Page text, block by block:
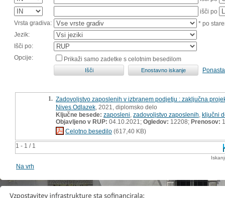
išči po
Vrsta gradiva:
* po
Jezik:
Išči po:
Opcije:
Prikaži samo zadetke s celotnim besedilom
1 - 1 / 1
1. Zadovoljstvo zaposlenih v izbranem podjetju : zaključna
Nives Odlazek , 2021, diplomsko delo
Ključne besede: zaposleni zadovoljstvo zaposlenih ključni
Objavljeno v RUP: 04.10.2021; Ogledov: 12208; Prenosov:
Celotno besedilo (617,40 KB)
Na vrh